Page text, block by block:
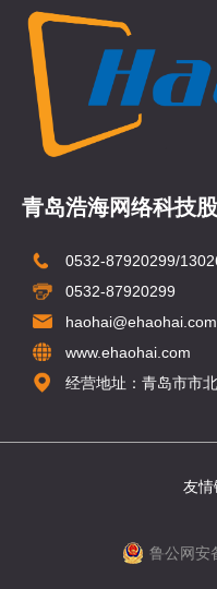
青岛浩海网络科技
0532-87920299/
0532-87920299
haohai@ehaohai.com
www.ehaohai.com
经营地址：青岛市市
友情
鲁公网安